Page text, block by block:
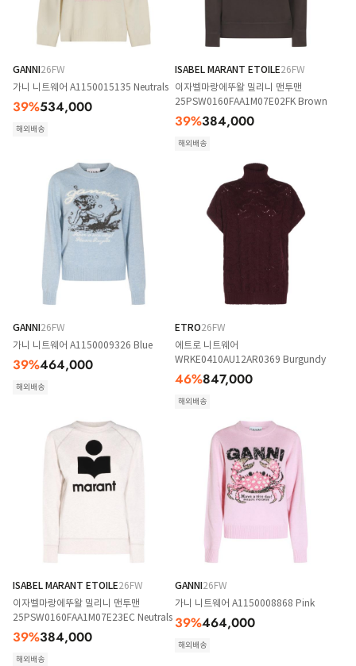
GANNI26FW
가니 니트웨어 A1150015135 Neutrals
39%534,000
해외배송
ISABEL MARANT ETOILE26FW
이자벨마랑에뚜왈 밀리니 맨투맨
25PSW0160FAA1M07E02FK Brown
39%384,000
해외배송
GANNI26FW
가니 니트웨어 A1150009326 Blue
39%464,000
해외배송
ETRO26FW
에트로 니트웨어
WRKE0410AU12AR0369 Burgundy
46%847,000
해외배송
ISABEL MARANT ETOILE26FW
이자벨마랑에뚜왈 밀리니 맨투맨
25PSW0160FAA1M07E23EC Neutrals
39%384,000
해외배송
GANNI26FW
가니 니트웨어 A1150008868 Pink
39%464,000
해외배송